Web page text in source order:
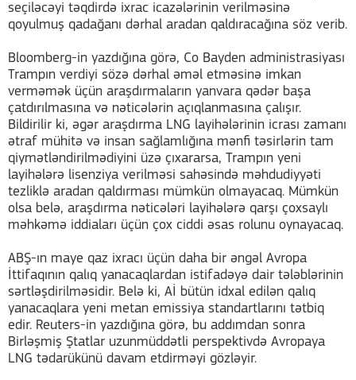
seçiləcəyi təqdirdə ixrac icazələrinin verilməsinə
qoyulmuş qadağanı dərhal aradan qaldıracağına söz verib.
Bloomberg-in yazdığına görə, Co Bayden administrasiyası
Trampın verdiyi sözə dərhal əməl etməsinə imkan
verməmək üçün araşdırmaların yanvara qədər başa
çatdırılmasına və nəticələrin açıqlanmasına çalışır.
Bildirilir ki, əgər araşdırma LNG layihələrinin icrası zamanı
ətraf mühitə və insan sağlamlığına mənfi təsirlərin tam
qiymətləndirilmədiyini üzə çıxararsa, Trampın yeni
layihələrə lisenziya verilməsi sahəsində məhdudiyyəti
tezliklə aradan qaldırması mümkün olmayacaq. Mümkün
olsa belə, araşdırma nəticələri layihələrə qarşı çoxsaylı
məhkəmə iddiaları üçün çox ciddi əsas rolunu oynayacaq.
ABŞ-ın maye qaz ixracı üçün daha bir əngəl Avropa
İttifaqının qalıq yanacaqlardan istifadəyə dair tələblərinin
sərtləşdirilməsidir. Belə ki, Aİ bütün idxal edilən qalıq
yanacaqlara yeni metan emissiya standartlarını tətbiq
edir. Reuters-in yazdığına görə, bu addımdan sonra
Birləşmiş Ştatlar uzunmüddətli perspektivdə Avropaya
LNG tədarükünü davam etdirməyi gözləyir.